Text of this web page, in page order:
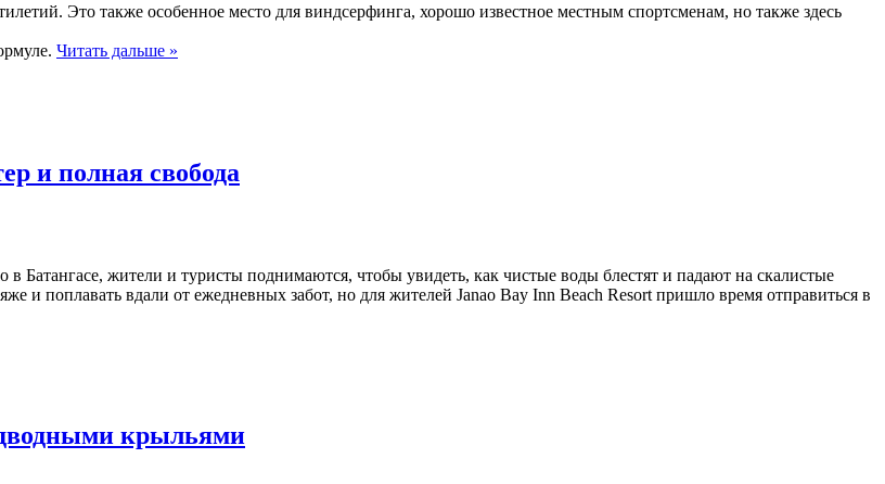
Это также особенное место для виндсерфинга, хорошо известное местным спортсменам, но также здесь
Читать дальше »
и полная свобода
в Батангасе, жители и туристы поднимаются, чтобы увидеть, как чистые воды блестят и падают на скалистые
и поплавать вдали от ежедневных забот, но для жителей Janao Bay Inn Beach Resort пришло время отправиться в
крыльями